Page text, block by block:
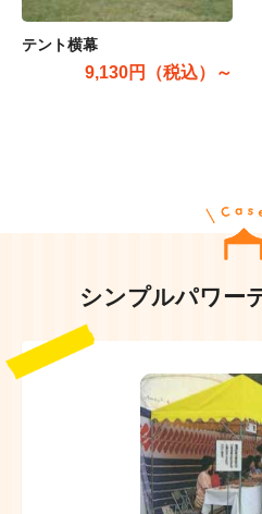
テント横幕
9,130円（税込）～
シンプルパワー